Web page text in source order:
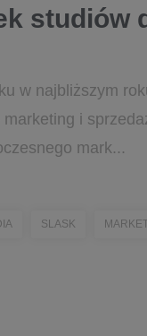
studiów
w najbliższym
i
mark...
SLASK